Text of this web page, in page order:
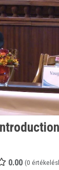
0.00 (0